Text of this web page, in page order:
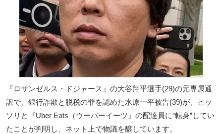
『ロサンゼルス・ドジャース』の大谷翔平選手(29)の元専属通
訳で、銀行詐欺と脱税の罪を認めた水原一平被告(39)が、ヒッ
ソリと『Uber Eats（ウーバーイーツ』の配達員に“転身”してい
たことが判明し、ネット上で物議を醸しています。